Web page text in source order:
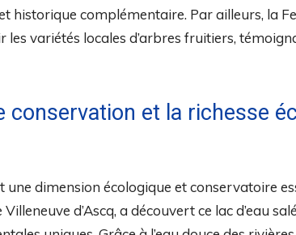
historique complémentaire. Par ailleurs, la
les variétés locales d’arbres fruitiers,
conservation et la richesse
une dimension écologique et conservatoire
d’Ascq, a découvert ce lac d’eau